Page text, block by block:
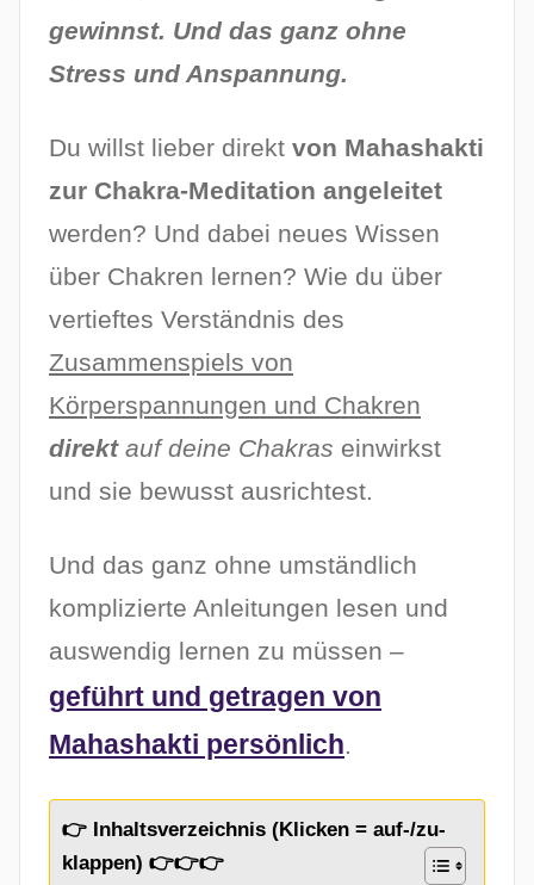
a
m
2
p
r
i
2
0
2
gewinnst. Und das ganz ohne
Stress und Anspannung.
Du willst lieber direkt von Mahashakti
zur Chakra-Meditation angeleitet
werden? Und dabei neues Wissen
über Chakren lernen? Wie du über
vertieftes Verständnis des
Zusammenspiels von
Körperspannungen und Chakren
direktauf deine Chakras einwirkst
und sie bewusst ausrichtest.
Und das ganz ohne umständlich
komplizierte Anleitungen lesen und
auswendig lernen zu müssen –
geführt und getragen von
Mahashakti persönlich.
👉 Inhaltsverzeichnis (Klicken = auf-/zu-
klappen) 👉👉👉